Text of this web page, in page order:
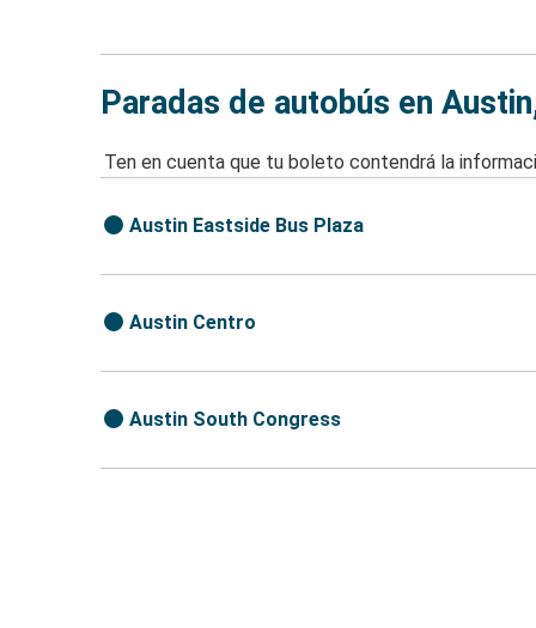
Paradas de autobús en
Ten en cuenta que tu boleto contendrá la
Austin Eastside Bus Plaza
Austin Centro
Austin South Congress